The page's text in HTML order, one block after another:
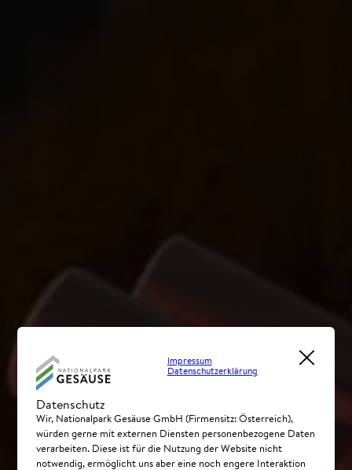
Datenschutz
Impressum
Datenschutzerklärung
Wir, Nationalpark Gesäuse GmbH (Firmensitz: Österreich),
würden gerne mit externen Diensten personenbezogene Daten
verarbeiten. Diese ist für die Nutzung der Website nicht
notwendig, ermöglicht uns aber eine noch engere Interaktion